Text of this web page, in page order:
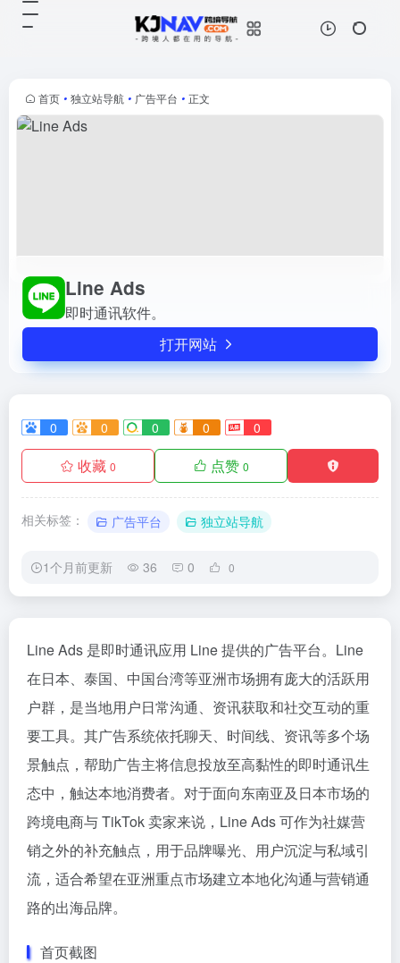
首页 • 独立站导航 • 广告平台 • 正文
Line Ads
即时通讯软件。
打开网站
0 0 0 0 0
收藏 0 点赞 0
相关标签： 广告平台 独立站导航
1个月前更新 36 0 0
Line Ads 是即时通讯应用 Line 提供的广告平台。Line
在日本、泰国、中国台湾等亚洲市场拥有庞大的活跃用
户群，是当地用户日常沟通、资讯获取和社交互动的重
要工具。其广告系统依托聊天、时间线、资讯等多个场
景触点，帮助广告主将信息投放至高黏性的即时通讯生
态中，触达本地消费者。对于面向东南亚及日本市场的
跨境电商与 TikTok 卖家来说，Line Ads 可作为社媒营
销之外的补充触点，用于品牌曝光、用户沉淀与私域引
流，适合希望在亚洲重点市场建立本地化沟通与营销通
路的出海品牌。
首页截图